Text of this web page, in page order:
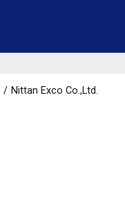
Nittan Exco Co.,Ltd.